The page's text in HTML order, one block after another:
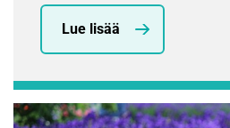
Lue lisää